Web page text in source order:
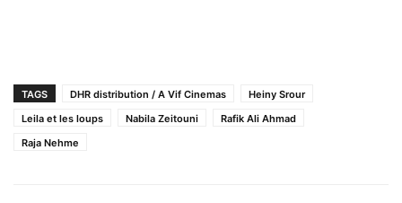
TAGS DHR distribution / A Vif Cinemas
Heiny Srour
Leila et les loups
Nabila Zeitouni
Rafik Ali Ahmad
Raja Nehme